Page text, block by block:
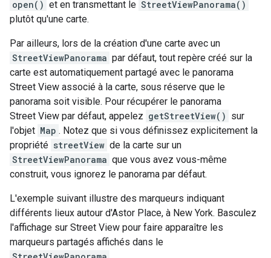
open() et en transmettant le StreetViewPanorama()
plutôt qu'une carte.
Par ailleurs, lors de la création d'une carte avec un
StreetViewPanorama par défaut, tout repère créé sur la
carte est automatiquement partagé avec le panorama
Street View associé à la carte, sous réserve que le
panorama soit visible. Pour récupérer le panorama
Street View par défaut, appelez getStreetView() sur
l'objet Map . Notez que si vous définissez explicitement la
propriété streetView de la carte sur un
StreetViewPanorama que vous avez vous-même
construit, vous ignorez le panorama par défaut.
L'exemple suivant illustre des marqueurs indiquant
différents lieux autour d'Astor Place, à New York. Basculez
l'affichage sur Street View pour faire apparaître les
marqueurs partagés affichés dans le